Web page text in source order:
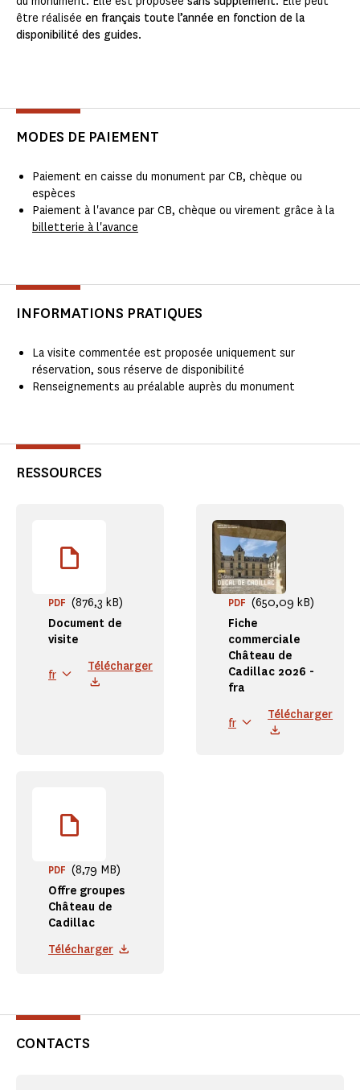
être réalisée en français toute l’année en fonction de la
disponibilité des guides.
MODES DE PAIEMENT
Paiement en caisse du monument par CB, chèque ou
espèces
Paiement à l'avance par CB, chèque ou virement grâce à la
billetterie à l'avance
INFORMATIONS PRATIQUES
La visite commentée est proposée uniquement sur
réservation, sous réserve de disponibilité
Renseignements au préalable auprès du monument
RESSOURCES
Document de
visite
PDF (876,3 kB)
fr
Télécharger
Fiche
commerciale
Château de
Cadillac 2026 -
fra
PDF (650,09 kB)
fr
Télécharger
Offre groupes
Château de
Cadillac
PDF (8,79 MB)
Télécharger
CONTACTS